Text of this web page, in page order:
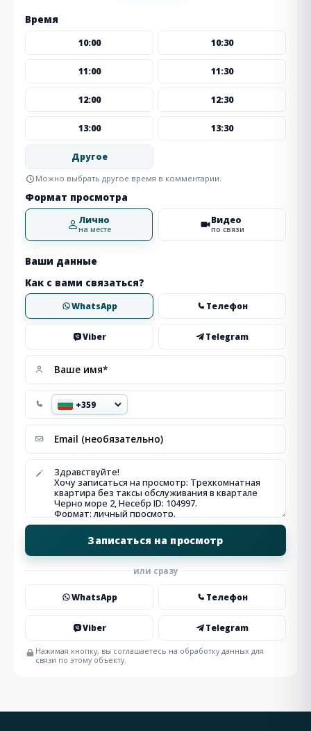
Время
10:00 10:30
11:00 11:30
12:00 12:30
13:00 13:30
Другое
Можно выбрать другое время в комментарии.
Формат просмотра
Лично
на месте
Видео
по связи
Ваши данные
Как с вами связаться?
WhatsApp Телефон
Viber Telegram
или сразу
WhatsApp Телефон
Viber Telegram
Нажимая кнопку, вы соглашаетесь на обработку данных для
связи по этому объекту.